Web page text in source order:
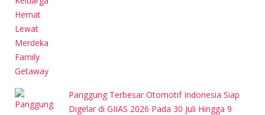
Panggung Terbesar Otomotif Indonesia Siap
Digelar di GIIAS 2026 Pada 30 Juli Hingga 9